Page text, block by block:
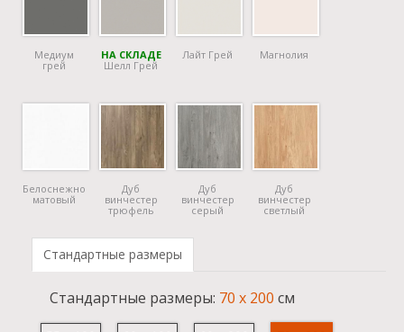
Медиум
грей
НА СКЛАДЕ
Шелл Грей
Лайт Грей Магнолия
Белоснежно
матовый
Дуб
винчестер
трюфель
Дуб
винчестер
серый
Дуб
винчестер
светлый
Стандартные размеры
Cтандартные размеры: 70 x 200 см